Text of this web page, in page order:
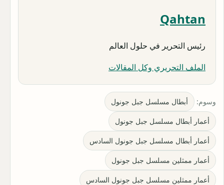
Qahtan
رئيس التحرير في حلول العالم
الملف التحريري وكل المقالات
وسوم: أبطال مسلسل جبل جونول
أعمار أبطال مسلسل جبل جونول
أعمار أبطال مسلسل جبل جونول السادس
أعمار ممثلين مسلسل جبل جونول
أعمار ممثلين مسلسل جبل جونول السادس